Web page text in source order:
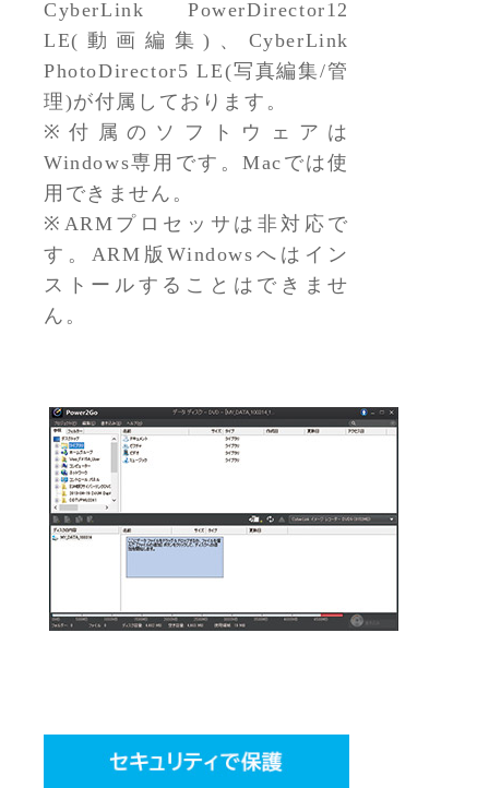
CyberLink PowerDirector12
LE(動画編集)、CyberLink
PhotoDirector5 LE(写真編集/管
理)が付属しております。
※付属のソフトウェアは
Windows専用です。Macでは使
用できません。
※ARMプロセッサは非対応で
す。ARM版Windowsへはイン
ストールすることはできませ
ん。